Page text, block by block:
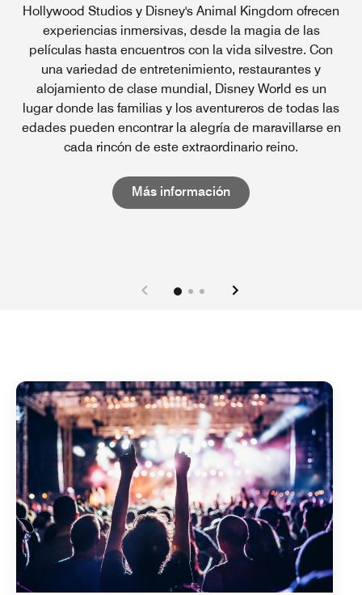
Hollywood Studios y Disney's Animal Kingdom ofrecen
experiencias inmersivas, desde la magia de las
películas hasta encuentros con la vida silvestre. Con
una variedad de entretenimiento, restaurantes y
alojamiento de clase mundial, Disney World es un
lugar donde las familias y los aventureros de todas las
edades pueden encontrar la alegría de maravillarse en
cada rincón de este extraordinario reino.
Más informaciónOpen in New Tab